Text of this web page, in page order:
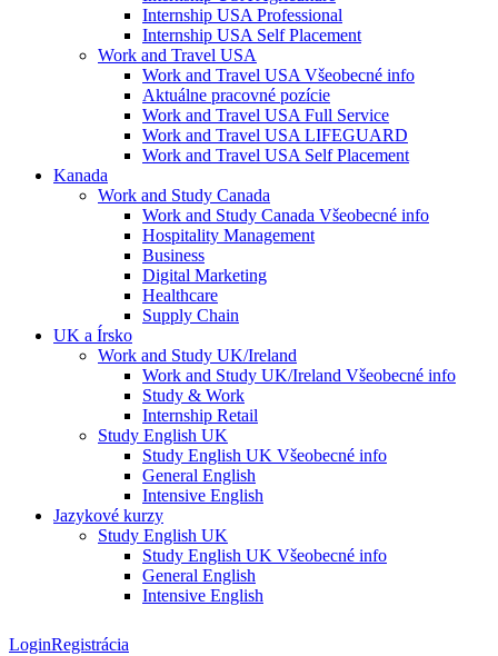
Internship USA Professional
Internship USA Self Placement
Work and Travel USA
Work and Travel USA Všeobecné info
Aktuálne pracovné pozície
Work and Travel USA Full Service
Work and Travel USA LIFEGUARD
Work and Travel USA Self Placement
Kanada
Work and Study Canada
Work and Study Canada Všeobecné info
Hospitality Management
Business
Digital Marketing
Healthcare
Supply Chain
UK a Írsko
Work and Study UK/Ireland
Work and Study UK/Ireland Všeobecné info
Study & Work
Internship Retail
Study English UK
Study English UK Všeobecné info
General English
Intensive English
Jazykové kurzy
Study English UK
Study English UK Všeobecné info
General English
Intensive English
LoginRegistrácia